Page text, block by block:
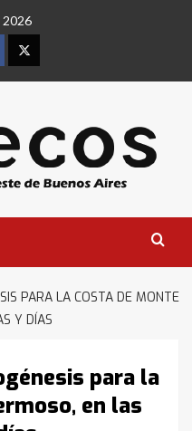
2026
Twitter
PARA LA COSTA DE MONTE
Y DÍAS
para la
en las